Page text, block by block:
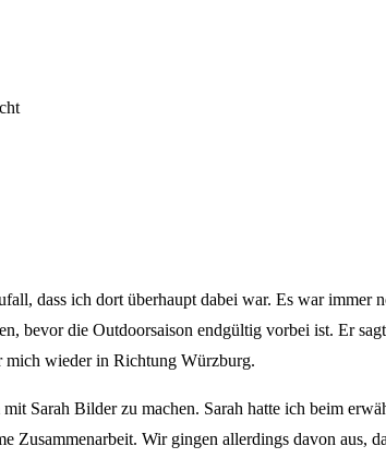
dass ich dort überhaupt dabei war. Es war immer
bevor die Outdoorsaison endgültig vorbei ist. Er
mich wieder in Richtung Würzburg.
Sarah Bilder zu machen. Sarah hatte ich beim
Zusammenarbeit. Wir gingen allerdings davon aus,